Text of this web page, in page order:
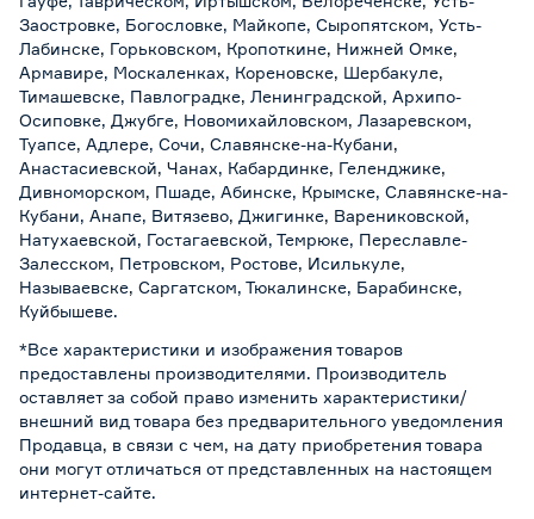
Заостровке, Богословке, Майкопе, Сыропятском, Усть-
Лабинске, Горьковском, Кропоткине, Нижней Омке,
Армавире, Москаленках, Кореновске, Шербакуле,
Тимашевске, Павлоградке, Ленинградской, Архипо-
Осиповке, Джубге, Новомихайловском, Лазаревском,
Туапсе, Адлере, Сочи, Славянске-на-Кубани,
Анастасиевской, Чанах, Кабардинке, Геленджике,
Дивноморском, Пшаде, Абинске, Крымске, Славянске-на-
Кубани, Анапе, Витязево, Джигинке, Варениковской,
Натухаевской, Гостагаевской, Темрюке, Переславле-
Залесском, Петровском, Ростове, Исилькуле,
Называевске, Саргатском, Тюкалинске, Барабинске,
Куйбышеве.
*Все характеристики и изображения товаров
предоставлены производителями. Производитель
оставляет за собой право изменить характеристики/
внешний вид товара без предварительного уведомления
Продавца, в связи с чем, на дату приобретения товара
они могут отличаться от представленных на настоящем
интернет-сайте.